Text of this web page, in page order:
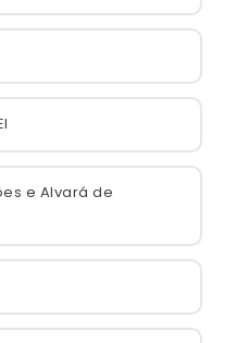
e Alvará de